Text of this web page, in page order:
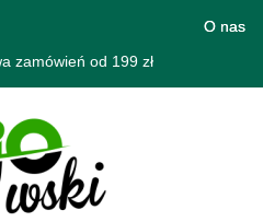
O nas
zamówień od 199 zł